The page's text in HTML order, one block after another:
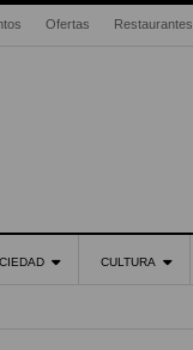
Ofertas Restaurantes
CULTURA